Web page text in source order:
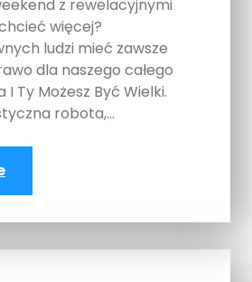
z rewelacyjnymi
więcej?
ludzi mieć zawsze
dla naszego całego
I Ty Możesz Być Wielki.
robota,…